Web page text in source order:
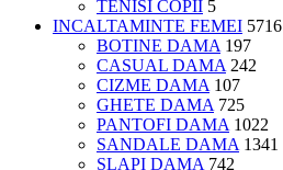
TENISI COPII 5
INCALTAMINTE FEMEI 5716
BOTINE DAMA 197
CASUAL DAMA 242
CIZME DAMA 107
GHETE DAMA 725
PANTOFI DAMA 1022
SANDALE DAMA 1341
SLAPI DAMA 742